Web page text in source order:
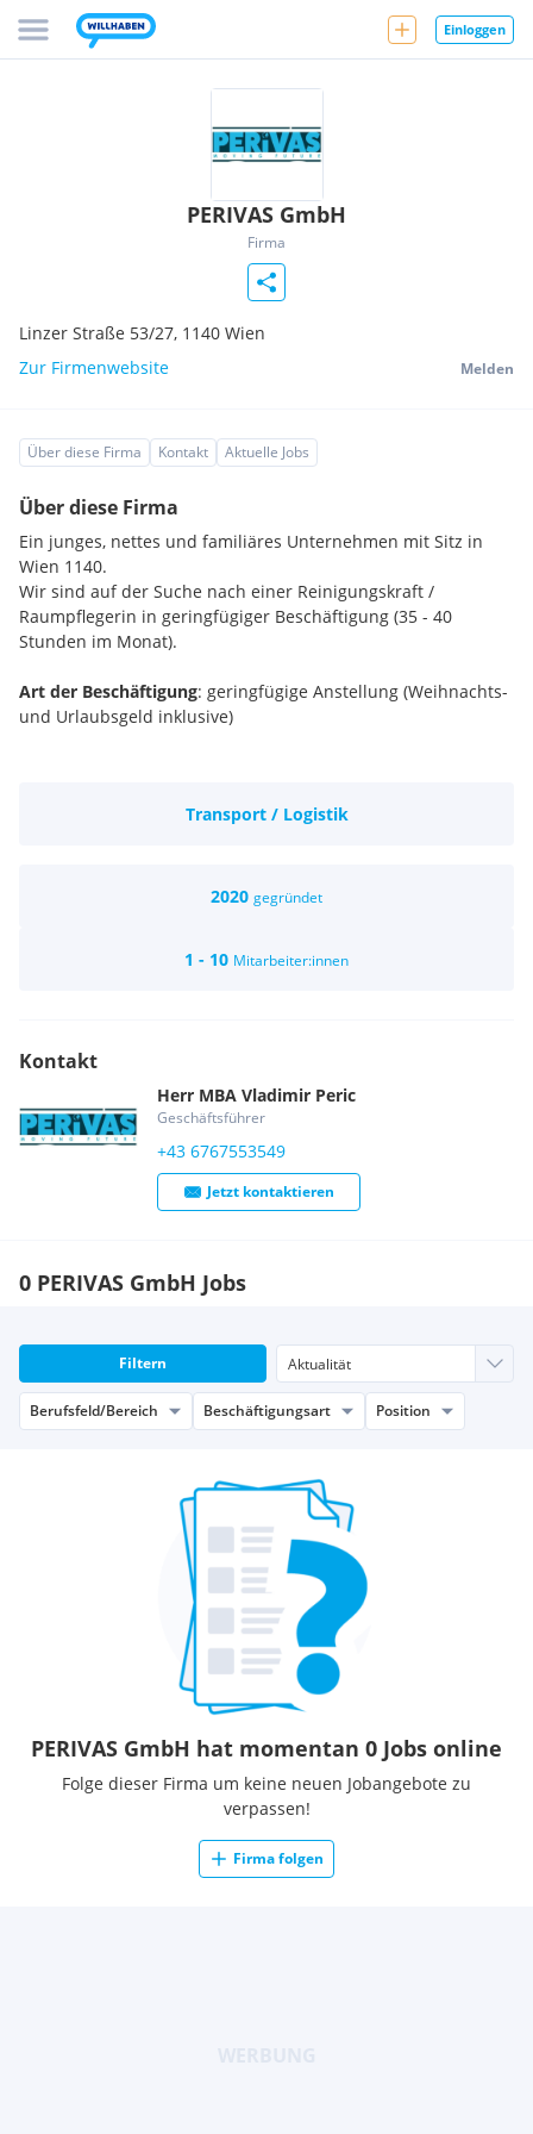
Einloggen
PERIVAS GmbH
Firma
Linzer Straße 53/27, 1140 Wien
Zur Firmenwebsite
Melden
Über diese Firma Kontakt Aktuelle Jobs
Über diese Firma
Ein junges, nettes und familiäres Unternehmen mit Sitz in
Wien 1140.
Wir sind auf der Suche nach einer Reinigungskraft /
Raumpflegerin in geringfügiger Beschäftigung (35 - 40
Stunden im Monat).
Art der Beschäftigung: geringfügige Anstellung (Weihnachts-
und Urlaubsgeld inklusive)
Bürotischen, Geschirr waschen, etc…)
Wir legen viel Wert auf Verlässlichkeit, Pünktlichkeit,
Bei ernsthaftem und langfristigem Interesse bitte die
vollständigen Bewerbungsunterlagen anoffice@perivas.com
schicken.
- flexible Arbeitszeiten
- familiäre und freundliche Atmosphäre
Transport / Logistik
2020 gegründet
1 - 10 Mitarbeiter:innen
Kontakt
Herr MBA Vladimir Peric
Geschäftsführer
+43 6767553549
Jetzt kontaktieren
0 PERIVAS GmbH Jobs
Filtern
Berufsfeld/Bereich Beschäftigungsart Position
PERIVAS GmbH hat momentan 0 Jobs online
Folge dieser Firma um keine neuen Jobangebote zu
verpassen!
Firma folgen